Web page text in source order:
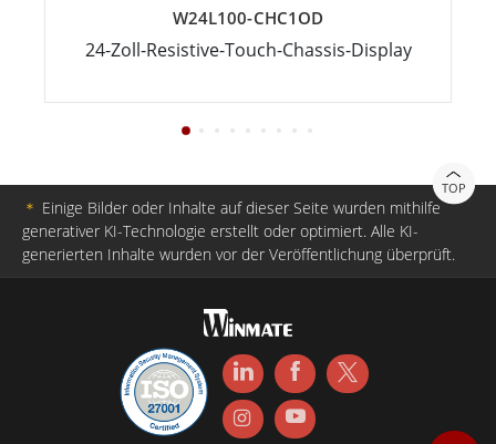
W24L100-CHC1OD
24-Zoll-Resistive-Touch-Chassis-Display
TOP
＊ Einige Bilder oder Inhalte auf dieser Seite wurden mithilfe
generativer KI-Technologie erstellt oder optimiert. Alle KI-
generierten Inhalte wurden vor der Veröffentlichung überprüft.